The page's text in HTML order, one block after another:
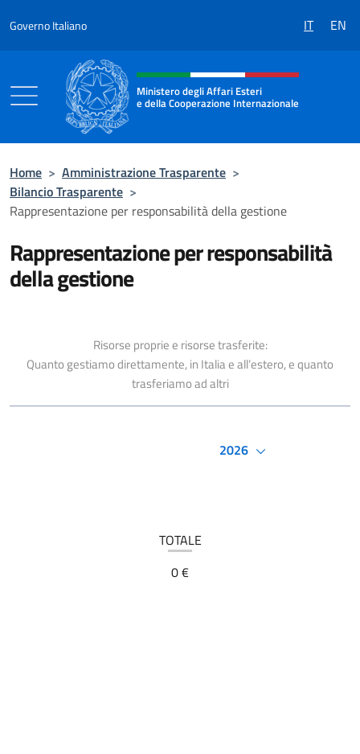
Governo Italiano IT EN
Intestazione sito, social e menù
Ministero degli Affari Esteri
e della Cooperazione Internazionale
Home > Amministrazione Trasparente >
Bilancio Trasparente >
Rappresentazione per responsabilità della gestione
Rappresentazione per responsabilità
della gestione
Risorse proprie e risorse trasferite:
Quanto gestiamo direttamente, in Italia e all’estero, e quanto
trasferiamo ad altri
2026
TOTALE
0 €